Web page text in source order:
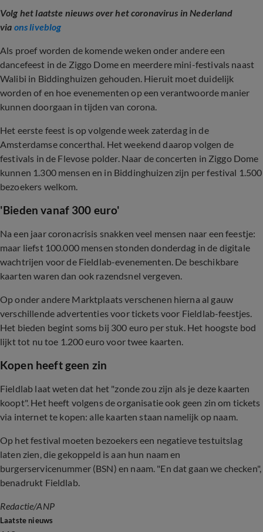
Volg het laatste nieuws over het coronavirus in Nederland
via ons liveblog
Als proef worden de komende weken onder andere een
dancefeest in de Ziggo Dome en meerdere mini-festivals naast
Walibi in Biddinghuizen gehouden. Hieruit moet duidelijk
worden of en hoe evenementen op een verantwoorde manier
kunnen doorgaan in tijden van corona.
Het eerste feest is op volgende week zaterdag in de
Amsterdamse concerthal. Het weekend daarop volgen de
festivals in de Flevose polder. Naar de concerten in Ziggo Dome
kunnen 1.300 mensen en in Biddinghuizen zijn per festival 1.500
bezoekers welkom.
'Bieden vanaf 300 euro'
Na een jaar coronacrisis snakken veel mensen naar een feestje:
maar liefst 100.000 mensen stonden donderdag in de digitale
wachtrijen voor de Fieldlab-evenementen. De beschikbare
kaarten waren dan ook razendsnel vergeven.
Op onder andere Marktplaats verschenen hierna al gauw
verschillende advertenties voor tickets voor Fieldlab-feestjes.
Het bieden begint soms bij 300 euro per stuk. Het hoogste bod
lijkt tot nu toe 1.200 euro voor twee kaarten.
Kopen heeft geen zin
Fieldlab laat weten dat het "zonde zou zijn als je deze kaarten
koopt". Het heeft volgens de organisatie ook geen zin om tickets
via internet te kopen: alle kaarten staan namelijk op naam.
Op het festival moeten bezoekers een negatieve testuitslag
laten zien, die gekoppeld is aan hun naam en
burgerservicenummer (BSN) en naam. "En dat gaan we checken",
benadrukt Fieldlab.
Redactie/ANP
Laatste nieuws